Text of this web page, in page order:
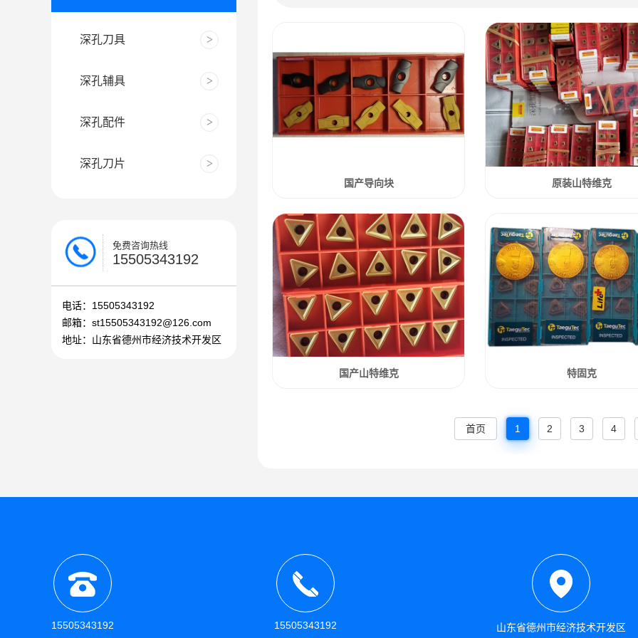
深孔刀具
深孔辅具
深孔配件
深孔刀片
免费咨询热线
15505343192
电话：15505343192
邮箱：st15505343192@126.com
地址：山东省德州市经济技术开发区
国产导向块 原装山特维克
国产山特维克 特固克
首页 1 2 3 4
15505343192 15505343192 山东省德州市经济技术开发区